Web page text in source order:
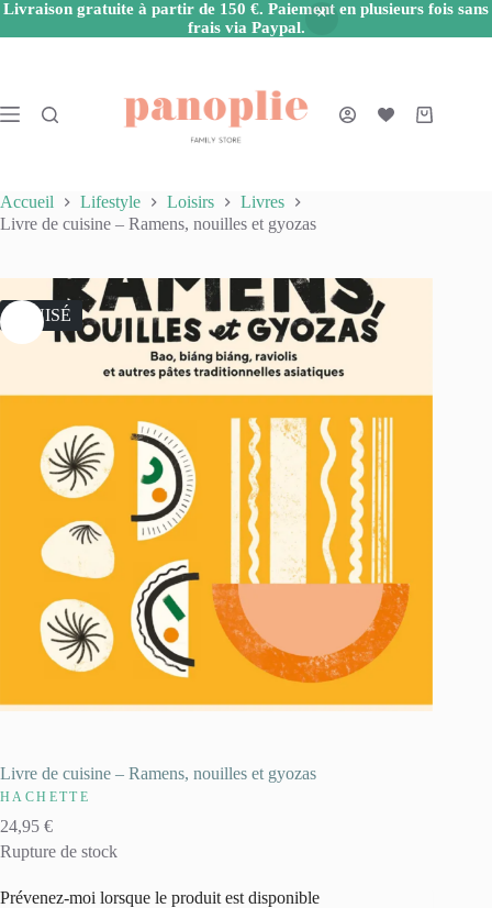
Livraison gratuite à partir de 150 €. Paiement en plusieurs fois sans
frais via Paypal.
Panier
Accueil Lifestyle Loisirs
Livres
Livre de cuisine – Ramens, nouilles et gyozas
ÉPUISÉ
Livre de cuisine – Ramens, nouilles et gyozas
HACHETTE
24,95 €
Rupture de stock
Prévenez-moi lorsque le produit est disponible